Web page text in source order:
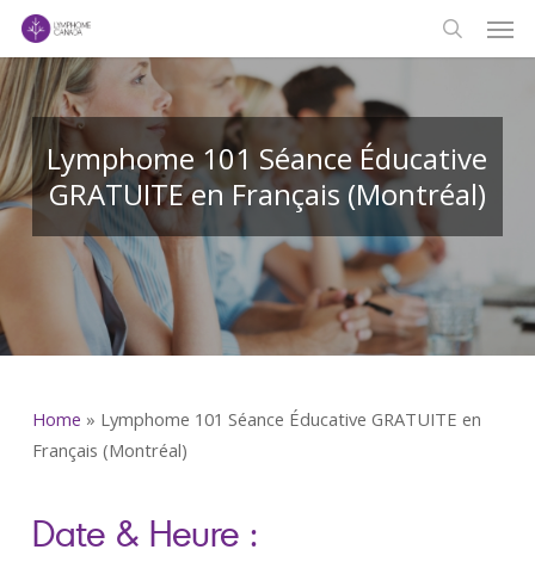
Skip
main
content
search
Lymphome 101 Séance Éducative
GRATUITE en Français (Montréal)
Home » Lymphome 101 Séance Éducative GRATUITE en
Français (Montréal)
Date & Heure :